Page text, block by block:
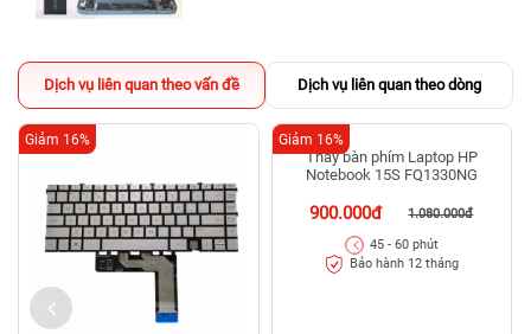
Dịch vụ liên quan theo vấn đề Dịch vụ liên quan theo dòng
Giảm 16%
Thay bàn phím Laptop HP
Notebook 15S FQ1330NG
900.000đ 1.080.000đ
Giảm 16%
45 - 60 phút
Bảo hành 12 tháng